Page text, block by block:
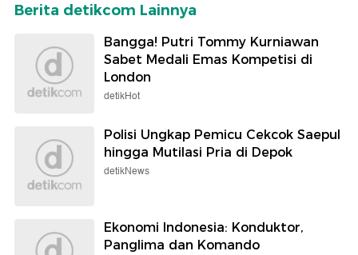
Berita detikcom Lainnya
Bangga! Putri Tommy Kurniawan
Sabet Medali Emas Kompetisi di
London
detikHot
Polisi Ungkap Pemicu Cekcok Saepul
hingga Mutilasi Pria di Depok
detikNews
Ekonomi Indonesia: Konduktor,
Panglima dan Komando